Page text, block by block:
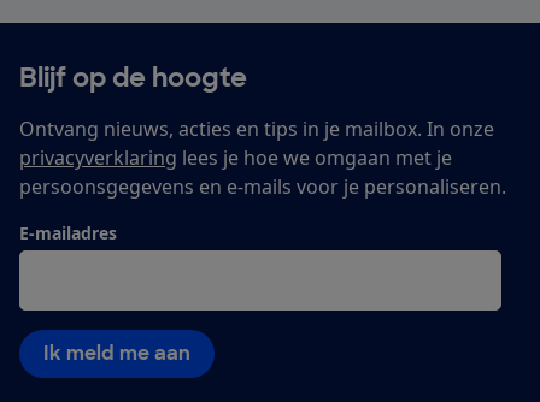
Blijf op de hoogte
Ontvang nieuws, acties en tips in je mailbox. In onze
privacyverklaring lees je hoe we omgaan met je
persoonsgegevens en e-mails voor je personaliseren.
E-mailadres
Ik meld me aan